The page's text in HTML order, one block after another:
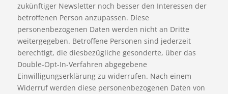
zukünftiger Newsletter noch besser den Interessen der
betroffenen Person anzupassen. Diese
personenbezogenen Daten werden nicht an Dritte
weitergegeben. Betroffene Personen sind jederzeit
berechtigt, die diesbezügliche gesonderte, über das
Double-Opt-In-Verfahren abgegebene
Einwilligungserklärung zu widerrufen. Nach einem
Widerruf werden diese personenbezogenen Daten von